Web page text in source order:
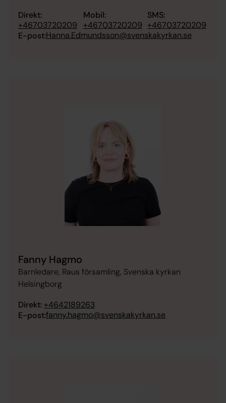
Direkt:
+46703720209
Mobil:
+46703720209
SMS:
+46703720209
E-post:Hanna.Edmundsson@svenskakyrkan.se
Fanny Hagmo
Barnledare, Raus församling, Svenska kyrkan
Helsingborg
Direkt: +4642189263
E-post:fanny.hagmo@svenskakyrkan.se